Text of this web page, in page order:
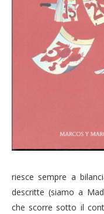
riesce sempre a
descritte (siamo a
che scorre sotto il